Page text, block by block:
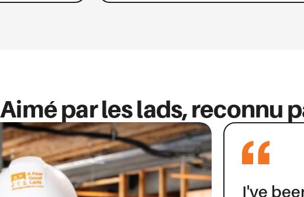
Aimé par les lads, reconnu
I've
I’ve
I had a
I have
I have